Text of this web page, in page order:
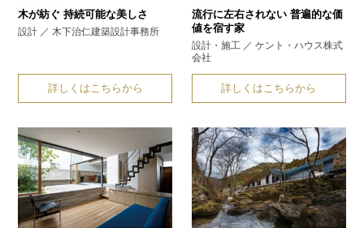
木が紡ぐ持続可能な美しさ
設計 ／ 木下治仁建築設計事務所
詳しくはこちらから
流行に左右されない普遍的な価
値を宿す家
設計・施工 ／ ケント・ハウス株式
会社
詳しくはこちらから